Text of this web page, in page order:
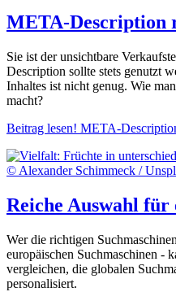
META-Description
Sie ist der unsichtbare
Description sollte stets genutzt
Inhaltes ist nicht genug. Wie
macht?
Beitrag lesen! META-
Reiche Auswahl für
Wer die richtigen
europäischen Suchmaschinen -
vergleichen, die globalen
personalisiert.